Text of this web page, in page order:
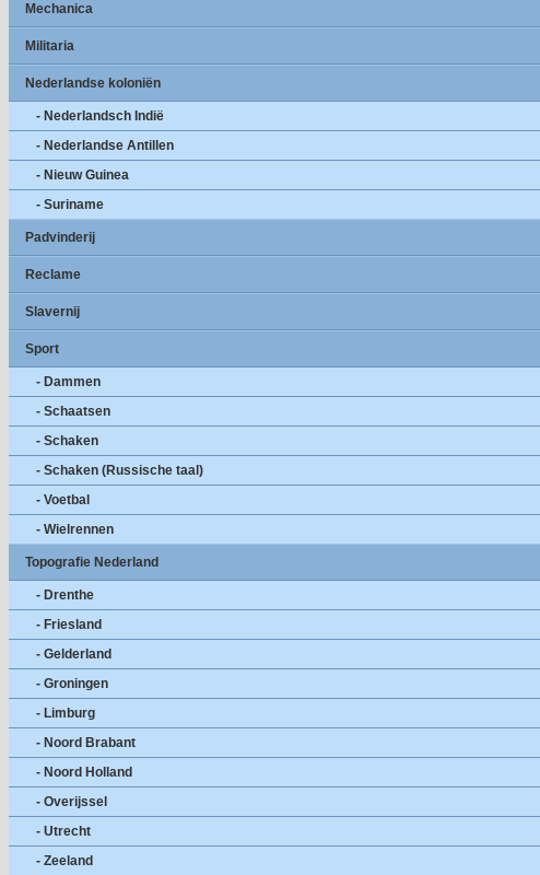
Mechanica
Militaria
Nederlandse koloniën
- Nederlandsch Indië
- Nederlandse Antillen
- Nieuw Guinea
- Suriname
Padvinderij
Reclame
Slavernij
Sport
- Dammen
- Schaatsen
- Schaken
- Schaken (Russische taal)
- Voetbal
- Wielrennen
Topografie Nederland
- Drenthe
- Friesland
- Gelderland
- Groningen
- Limburg
- Noord Brabant
- Noord Holland
- Overijssel
- Utrecht
- Zeeland